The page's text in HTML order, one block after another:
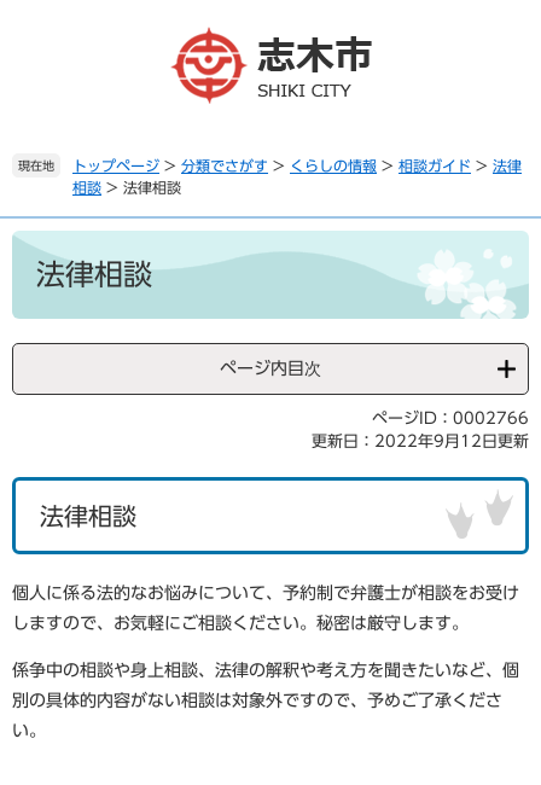
。
て
本
現在地 トップページ > 分類でさがす > くらしの情報 > 相談ガイド > 法律
相談 > 法律相談
本
法律相談
ページ内目次
ページID：0002766
更新日：2022年9月12日更新
法律相談
個人に係る法的なお悩みについて、予約制で弁護士が相談をお受け
しますので、お気軽にご相談ください。秘密は厳守します。
係争中の相談や身上相談、法律の解釈や考え方を聞きたいなど、個
別の具体的内容がない相談は対象外ですので、予めご了承くださ
い。